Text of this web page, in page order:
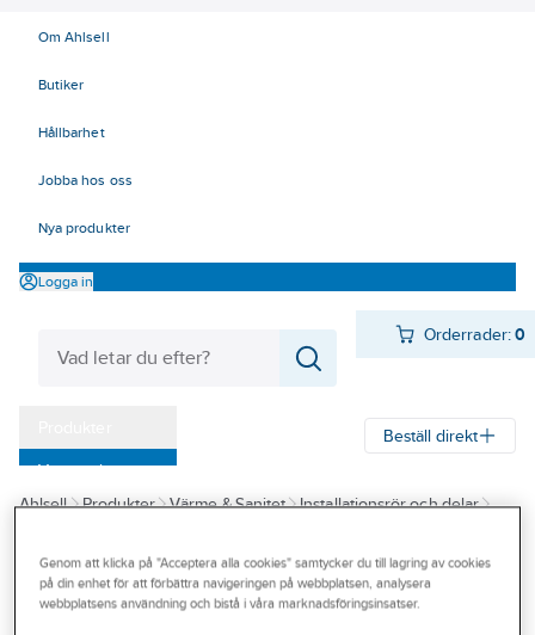
Om Ahlsell
Butiker
Hållbarhet
Jobba hos oss
Nya produkter
Logga in
Orderrader:0
Varumärken
Kampanjer
Outlet
Branscher
Beställ direkt
Ahlsell Produkter Värme & Sanitet
Installationsrör och delar
VATETTE
Vred till
Genom att klicka på "Acceptera alla cookies" samtycker du till lagring av cookies
på din enhet för att förbättra navigeringen på webbplatsen, analysera
webbplatsens användning och bistå i våra marknadsföringsinsatser.